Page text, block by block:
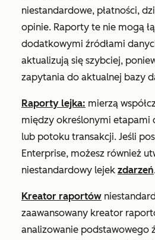
niestandardowe, płatności,
opinie. Raporty te nie mogą
dodatkowymi źródłami
aktualizują się szybciej,
zapytania do aktualnej bazy
Raporty lejka: mierzą
między określonymi etapami
lub potoku transakcji. Jeśli
Enterprise, możesz również
niestandardowy lejek zdarzeń
Kreator raportów
zaawansowany kreator
analizowanie podstawowego